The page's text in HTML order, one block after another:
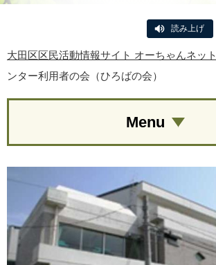
読み上げ
大田区区民活動情報サイト オーちゃんネット
ンター利用者の会（ひろばの会）
Menu